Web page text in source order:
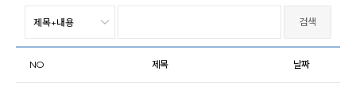
NO 제목 날짜